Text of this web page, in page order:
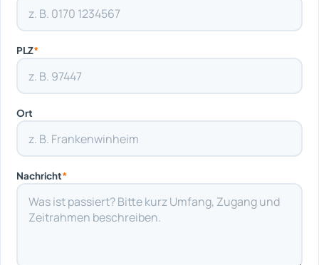
PLZ*
Ort
Nachricht*